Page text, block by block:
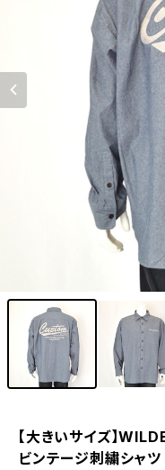
【大きいサイズ】
ビンテージ刺繍シャ